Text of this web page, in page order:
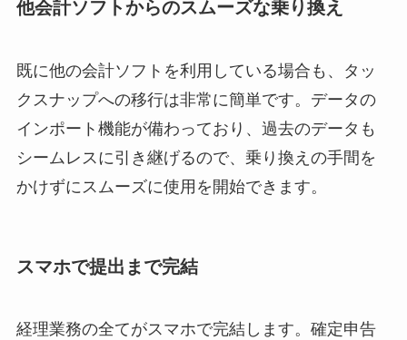
他会計ソフトからのスムーズな乗り換え
既に他の会計ソフトを利用している場合も、タッ
クスナップへの移行は非常に簡単です。データの
インポート機能が備わっており、過去のデータも
シームレスに引き継げるので、乗り換えの手間を
かけずにスムーズに使用を開始できます。
スマホで提出まで完結
経理業務の全てがスマホで完結します。確定申告